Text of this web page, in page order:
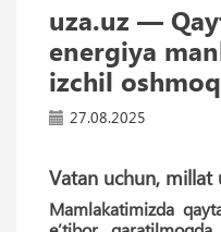
uza.uz —
energiya
izchil
27.08.2025
Vatan uchun, millat
Mamlakatimizda